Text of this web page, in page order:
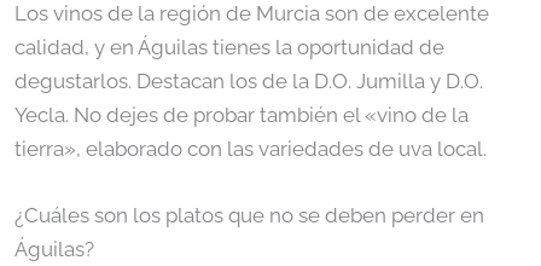
Los vinos de la región de Murcia son de excelente
calidad, y en Águilas tienes la oportunidad de
degustarlos. Destacan los de la D.O. Jumilla y D.O.
Yecla. No dejes de probar también el «vino de la
tierra», elaborado con las variedades de uva local.
¿Cuáles son los platos que no se deben perder en
Águilas?